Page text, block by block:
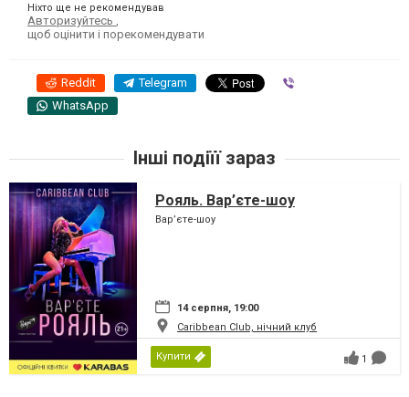
Ніхто ще не рекомендував
Авторизуйтесь
щоб оцінити і порекомендувати
Reddit Telegram
WhatsApp
Інші подіїї зараз
Рояль. Вар’єте-шоу
Вар’єте-шоу
14 серпня, 19:00
Caribbean Club, нічний клуб
Купити 1